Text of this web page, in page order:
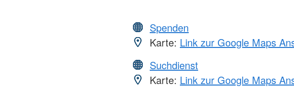
Spenden
Karte: Link zur Google Maps
Suchdienst
Karte: Link zur Google Maps